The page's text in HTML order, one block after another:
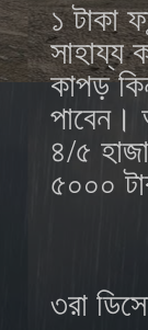
১ টাকা
সাহায্য
কাপড়
পাবেন।
৪/৫
৫০০০
৩রা